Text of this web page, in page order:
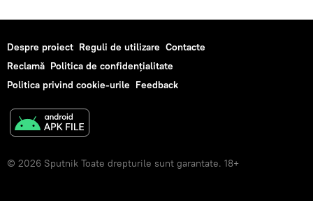
Despre proiect Reguli de utilizare Contacte
Reclamă Politica de confidențialitate
Politica privind cookie-urile Feedback
© 2026 Sputnik Toate drepturile sunt garantate. 18+